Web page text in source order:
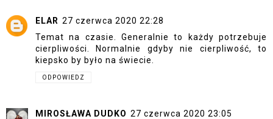
ELAR 27 czerwca 2020 22:28
Temat na czasie. Generalnie to każdy potrzebuje
cierpliwości. Normalnie gdyby nie cierpliwość, to
kiepsko by było na świecie.
ODPOWIEDZ
MIROSŁAWA DUDKO 27 czerwca 2020 23:05